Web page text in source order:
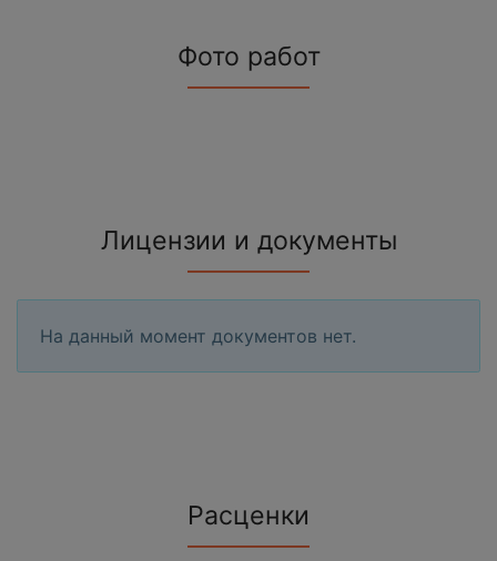
Фото работ
Лицензии и документы
На данный момент документов нет.
Расценки